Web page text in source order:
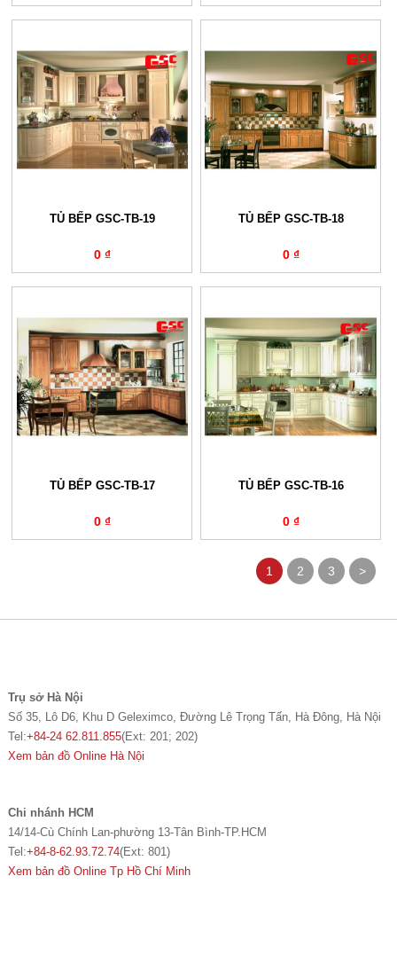
TỦ BẾP GSC-TB-19
0 ₫
TỦ BẾP GSC-TB-18
0 ₫
TỦ BẾP GSC-TB-17
0 ₫
TỦ BẾP GSC-TB-16
0 ₫
1 2 3 >
Trụ sở Hà Nội
Số 35, Lô D6, Khu D Geleximco, Đường Lê Trọng Tấn, Hà Đông, Hà Nội
Tel:+84-24 62.811.855(Ext: 201; 202)
Xem bản đồ Online Hà Nội
Chi nhánh HCM
14/14-Cù Chính Lan-phường 13-Tân Bình-TP.HCM
Tel:+84-8-62.93.72.74(Ext: 801)
Xem bản đồ Online Tp Hồ Chí Minh